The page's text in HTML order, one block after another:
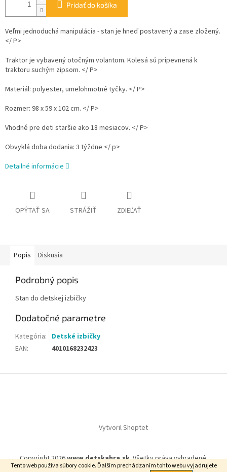
Tento web používa súbory cookie. Ďalším prechádzaním tohto webu vyjadrujete
Pridať do košíka
Veľmi jednoduchá manipulácia - stan je hneď postavený a zase zložený.
</ P>
Traktor je vybavený otočným volantom. Kolesá sú pripevnená k
traktoru suchým zipsom. </ P>
Materiál: polyester, umelohmotné tyčky. </ P>
Rozmer: 98 x 59 x 102 cm. </ P>
Vhodné pre deti staršie ako 18 mesiacov. </ P>
Obvyklá doba dodania: 3 týždne </ p>
Detailné informácie
OPÝTAŤ SA STRÁŽIŤ ZDIEĽAŤ
Popis Diskusia
Podrobný popis
Stan do detskej izbičky
Dodatočné parametre
Kategória: Detské izbičky
EAN: 4010168232423
Vytvoril Shoptet
Copyright 2026www.detskahra.sk. Všetky práva vyhradené.